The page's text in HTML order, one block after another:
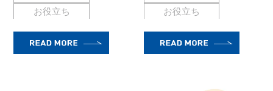
お役立ち
お役立ち